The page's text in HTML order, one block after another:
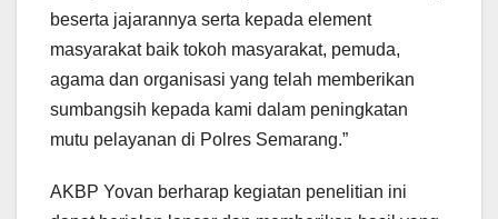
beserta jajarannya serta kepada element
masyarakat baik tokoh masyarakat, pemuda,
agama dan organisasi yang telah memberikan
sumbangsih kepada kami dalam peningkatan
mutu pelayanan di Polres Semarang.”
AKBP Yovan berharap kegiatan penelitian ini